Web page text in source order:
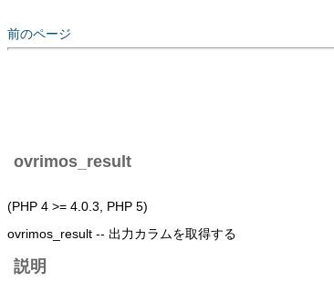
前のページ
ovrimos_result
(PHP 4 >= 4.0.3, PHP 5)
ovrimos_result -- 出力カラムを取得する
説明